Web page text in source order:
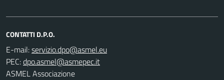
CONTATTI D.P.O.
E-mail:
PEC:
ASMEL Associazione